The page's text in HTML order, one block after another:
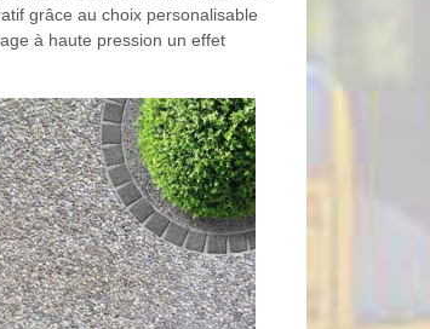
grâce au choix personalisable
à haute pression un effet